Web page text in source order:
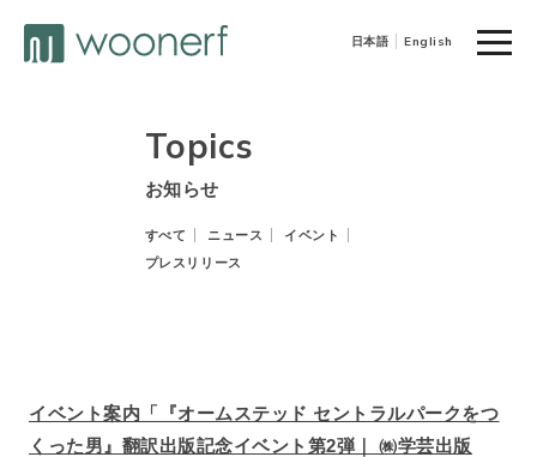
日本語 English
toggle
Topics
お知らせ
すべて ニュース
イベント
プレスリリース
イベント案内「『オームステッド セントラルパークをつ
くった男』翻訳出版記念イベント第2弾｜ ㈱学芸出版